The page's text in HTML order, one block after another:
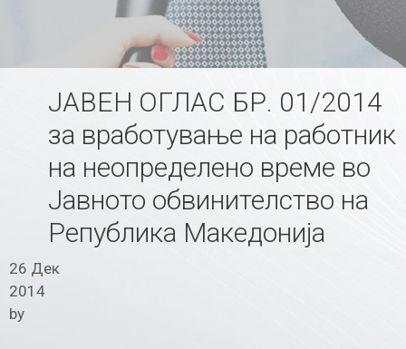
ЈАВЕН ОГЛАС БР. 01/2014
за вработување на работник
на неопределено време во
Јавното обвинителство на
Република Македонија
26 Дек
2014
by